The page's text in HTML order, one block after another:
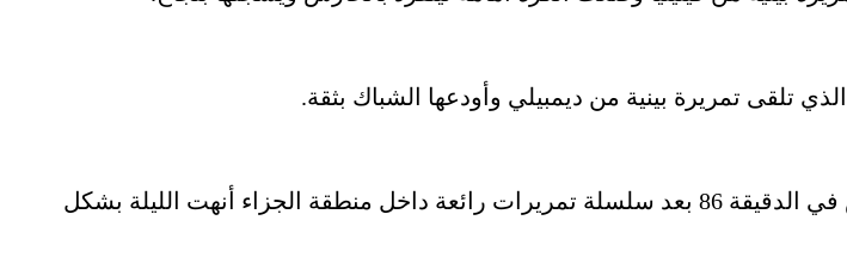
واختتم الشاب الفرنسي سيني مايولو مهرجان الأهداف الباريسي بهدف خامس في الدقيقة 86 بعد سلسلة تمريرات رائعة داخل منطقة الجزاء أنهت الليلة بشكل